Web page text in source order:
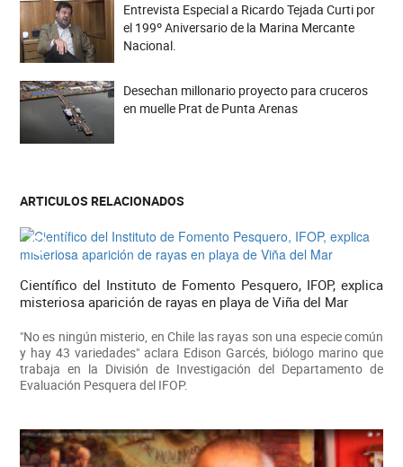
Entrevista Especial a Ricardo Tejada Curti por
el 199º Aniversario de la Marina Mercante
Nacional.
Desechan millonario proyecto para cruceros
en muelle Prat de Punta Arenas
ARTICULOS RELACIONADOS
Científico del Instituto de Fomento Pesquero, IFOP, explica
misteriosa aparición de rayas en playa de Viña del Mar
"No es ningún misterio, en Chile las rayas son una especie común
y hay 43 variedades" aclara Edison Garcés, biólogo marino que
trabaja en la División de Investigación del Departamento de
Evaluación Pesquera del IFOP.